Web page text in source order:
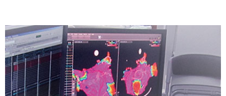
戸大学・大阪医療センター(Bi-AMPS)・東京女子医科大学
は、2024/9/27(金)-28(土)メディカルクリエーションふくし
ま2024に参加いたします。
神戸大学 2024.02.15